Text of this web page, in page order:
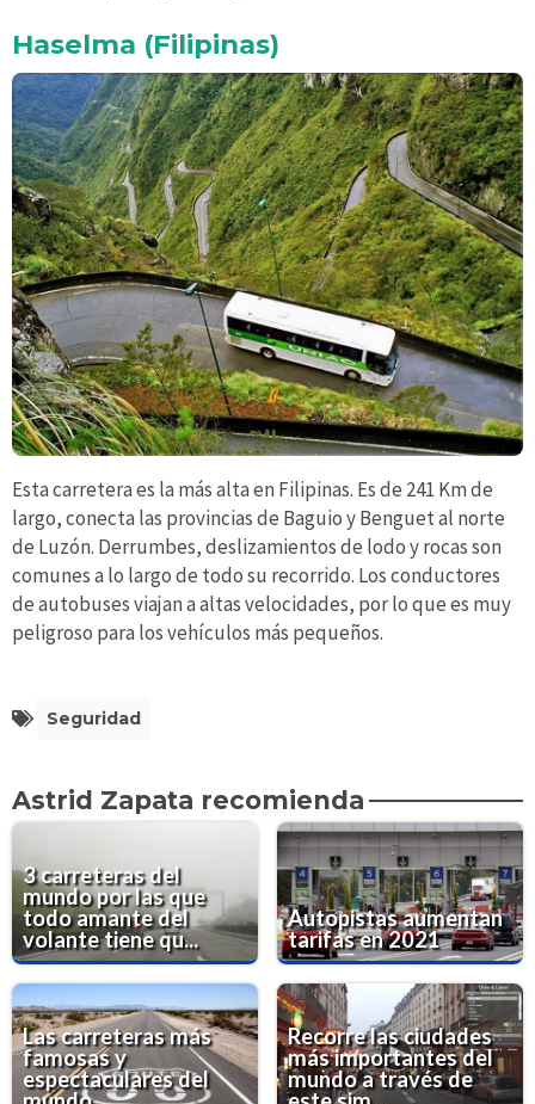
Haselma (Filipinas)
Esta carretera es la más alta en Filipinas. Es de 241 Km de
largo, conecta las provincias de Baguio y Benguet al norte
de Luzón. Derrumbes, deslizamientos de lodo y rocas son
comunes a lo largo de todo su recorrido. Los conductores
de autobuses viajan a altas velocidades, por lo que es muy
peligroso para los vehículos más pequeños.
Seguridad
Astrid Zapata recomienda
3 carreteras del
mundo por las que
todo amante del
volante tiene qu...
Autopistas aumentan
tarifas en 2021
Las carreteras más
famosas y
espectaculares del
Recorre las ciudades
más importantes del
mundo a través de